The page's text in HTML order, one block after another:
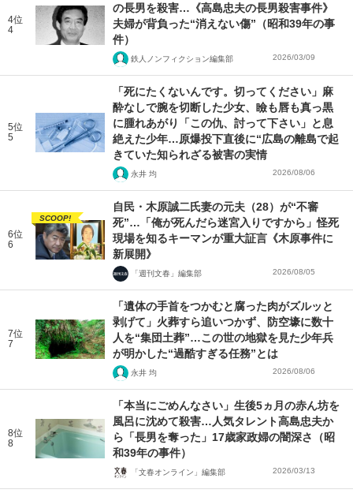
4位
4
の長男を殺害…《高島忠夫の長男殺害事件》
夫婦が背負った“消えない傷”（昭和39年の事
件）
鉄人ノンフィクション編集部 2026/03/09
5位
5
「死にたくないんです。切ってください」麻
酔なしで腕を切断した少女、瞼も唇も真っ黒
に腫れあがり「この仇、討って下さい」と息
絶えた少年…原爆投下直後に“広島の離島で起
きていた知られざる被害の実情
永井 均 2026/08/06
6位
6
SCOOP!
自民・木原誠二氏妻の元夫（28）が“不審
死”…「俺が死んだら迷宮入りですから」怪死
現場を知るキーマンが重大証言《木原事件に
新展開》
「週刊文春」編集部 2026/08/05
7位
7
「遺体の手首をつかむと腐った肉がズルッと
剥げて」火葬すら追いつかず、防空壕に数十
人を“集団土葬”…この世の地獄を見た少年兵
が明かした“過酷すぎる任務”とは
永井 均 2026/08/06
8位
8
「本当にごめんなさい」生後5ヵ月の赤ん坊を
風呂に沈めて殺害…人気タレント高島忠夫か
ら「長男を奪った」17歳家政婦の闇深さ（昭
和39年の事件）
「文春オンライン」編集部 2026/03/13